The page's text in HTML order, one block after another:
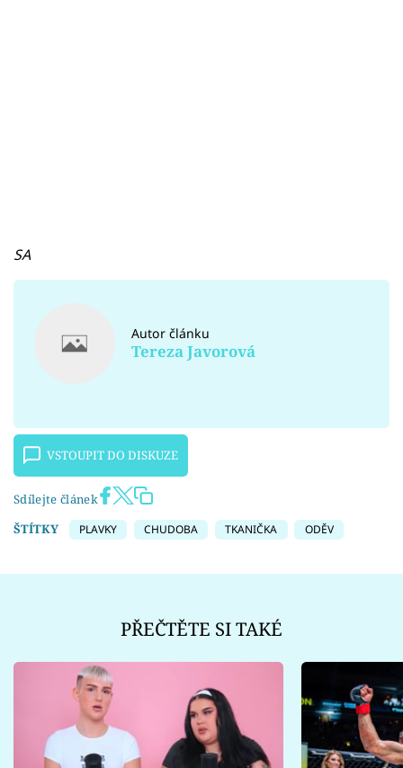
SA
Autor článku
Tereza Javorová
VSTOUPIT DO DISKUZE
Sdílejte článek
ŠTÍTKY
PLAVKY CHUDOBA TKANIČKA ODĚV
PŘEČTĚTE SI TAKÉ